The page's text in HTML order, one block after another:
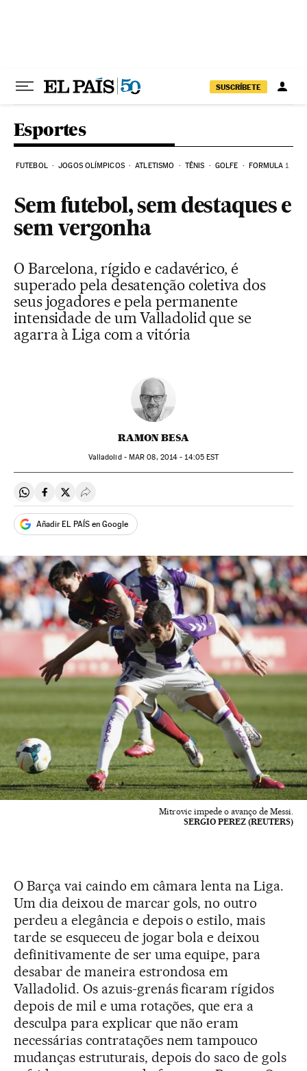
SUSCRÍBETE
Esportes
FUTEBOL JOGOS OLÍMPICOS ATLETISMO TÊNIS GOLFE FORMULA 1
Sem futebol, sem destaques e
sem vergonha
O Barcelona, rígido e cadavérico, é
superado pela desatenção coletiva dos
seus jogadores e pela permanente
intensidade de um Valladolid que se
agarra à Liga com a vitória
RAMON BESA
Valladolid - MAR 08, 2014 - 14:05EST
Compartir en Whatsapp
Compartir en Facebook
Compartir en Twitter
Desplegar Redes Sociales
Añadir EL PAÍS en Google
Mitrovic impede o avanço de Messi.
SERGIO PEREZ (REUTERS)
O Barça vai caindo em câmara lenta na Liga.
Um dia deixou de marcar gols, no outro
perdeu a elegância e depois o estilo, mais
tarde se esqueceu de jogar bola e deixou
definitivamente de ser uma equipe, para
desabar de maneira estrondosa em
Valladolid. Os azuis-grenás ficaram rígidos
depois de mil e uma rotações, que era a
desculpa para explicar que não eram
necessárias contratações nem tampouco
mudanças estruturais, depois do saco de gols